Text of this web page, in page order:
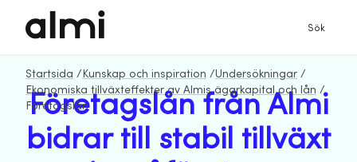
Sök
Startsida / Kunskap och inspiration /Undersökningar /
Ekonomiska tillväxteffekter av Almis ägarkapital och lån /
Företagslån
Företagslån från Almi
bidrar till stabil tillväxt